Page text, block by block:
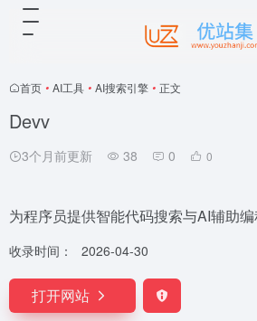
首页 • AI工具 • AI搜索引擎 • 正文
Devv
3个月前更新 38 0 0
为程序员提供智能代码搜索与AI辅助编
收录时间： 2026-04-30
打开网站